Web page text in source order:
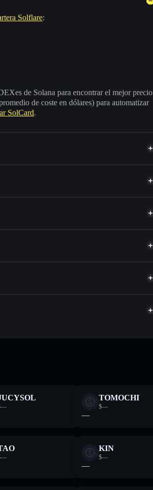
Solflare:
de Solana para encontrar el mejor precio
de coste en dólares) para automatizar
SolCard.
de otros tokens de Solana con enrutamiento
tiempo
las carteras usando el agregador de
donde tú controla tus claves privadas
Solflare
TOMOCHI
$—
—
KIN
$—
—